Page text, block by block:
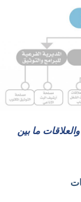
ما بين